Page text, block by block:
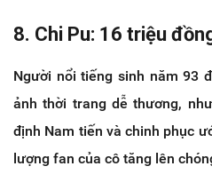
8. Chi Pu: 16 triệu
Người nổi tiếng sinh năm 93
ảnh thời trang dễ thương,
định Nam tiến và chinh phục
lượng fan của cô tăng lên